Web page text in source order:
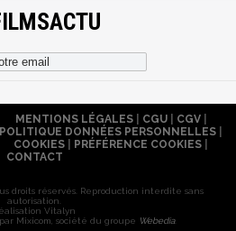
MENTIONS LÉGALES| CGU| CGV|
POLITIQUE DONNÉES PERSONNELLES
COOKIES
PRÉFÉRENCE COOKIES
CONTACT
droits réservés. Reproduction interdite sans
autorisation.
Vitalyn
Mixicom, société du groupe Webedia.